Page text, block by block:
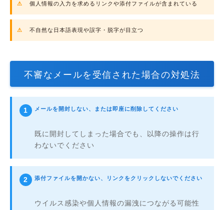
個人情報の入力を求めるリンクや添付ファイルが含まれている
不自然な日本語表現や誤字・脱字が目立つ
不審なメールを受信された場合の対処法
メールを開封しない、または即座に削除してください
既に開封してしまった場合でも、以降の操作は行
わないでください
添付ファイルを開かない、リンクをクリックしないでください
ウイルス感染や個人情報の漏洩につながる可能性